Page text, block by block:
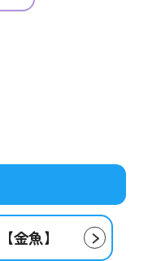
【金魚】